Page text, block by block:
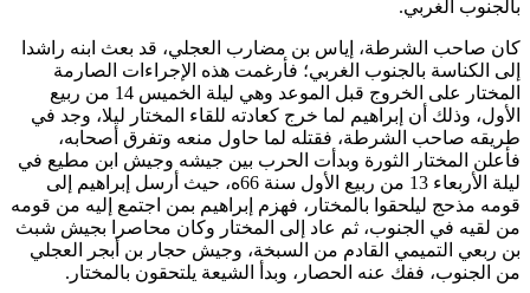
بالجنوب الغربي.
كان صاحب الشرطة، إياس بن مضارب العجلي، قد بعث ابنه راشدا
إلى الكناسة بالجنوب الغربي؛ فأرغمت هذه الإجراءات الصارمة
المختار على الخروج قبل الموعد وهي ليلة الخميس 14 من ربيع
الأول، وذلك أن إبراهيم لما خرج كعادته للقاء المختار ليلا، وجد في
طريقه صاحب الشرطة، فقتله لما حاول منعه وتفرق أصحابه،
فأعلن المختار الثورة وبدأت الحرب بين جيشه وجيش ابن مطيع في
ليلة الأربعاء 13 من ربيع الأول سنة 66ه، حيث أرسل إبراهيم إلى
قومه مذحج ليلحقوا بالمختار، فهزم إبراهيم بمن اجتمع إليه من قومه
من لقيه في الجنوب، ثم عاد إلى المختار وكان محاصرا بجيش شبث
بن ربعي التميمي القادم من السبخة، وجيش حجار بن أبجر العجلي
من الجنوب، ففك عنه الحصار، وبدأ الشيعة يلتحقون بالمختار .